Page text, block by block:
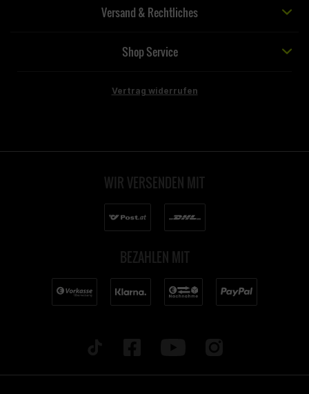
Versand & Rechtliches
Shop Service
Vertrag widerrufen
WIR VERSENDEN MIT
BEZAHLEN MIT